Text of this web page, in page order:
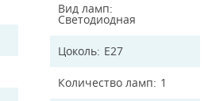
Вид ламп
Светодиодная
Цоколь E27
Количество ламп 1